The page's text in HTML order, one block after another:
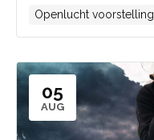
Openlucht voorstelling
05
AUG